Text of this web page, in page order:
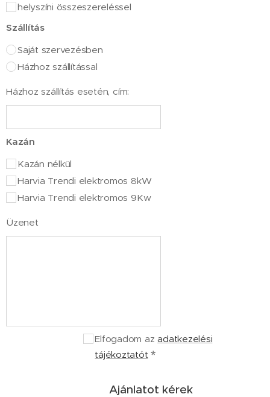
helyszíni összeszereléssel
Szállítás
Saját szervezésben
Házhoz szállítással
Házhoz szállítás esetén, cím:
Kazán
Kazán nélkül
Harvia Trendi elektromos 8kW
Harvia Trendi elektromos 9Kw
Üzenet
Elfogadom azadatkezelési
tájékoztatót
Ajánlatot kérek